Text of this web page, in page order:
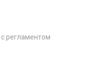
регламентом